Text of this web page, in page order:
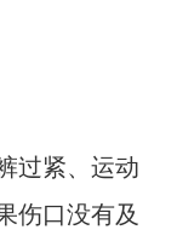
过紧、运动
伤口没有及